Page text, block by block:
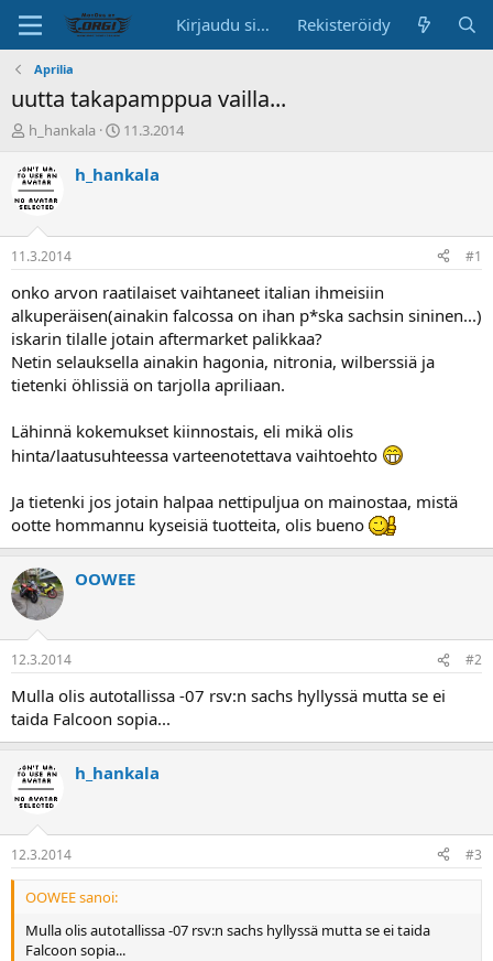
Kirjaudu sisään Rekisteröidy
Aprilia
uutta takapamppua vailla...
K
s
k
u
s
t
e
l
n
a
l
o
t
a
a
h_hankala
A
o
p
ä
i
v
ä
11.3.2014
h_hankala
11.3.2014 #1
onko arvon raatilaiset vaihtaneet italian ihmeisiin
alkuperäisen(ainakin falcossa on ihan p*ska sachsin sininen...)
iskarin tilalle jotain aftermarket palikkaa?
Netin selauksella ainakin hagonia, nitronia, wilberssiä ja
tietenki öhlissiä on tarjolla apriliaan.
Lähinnä kokemukset kiinnostais, eli mikä olis
hinta/laatusuhteessa varteenotettava vaihtoehto
Ja tietenki jos jotain halpaa nettipuljua on mainostaa, mistä
ootte hommannu kyseisiä tuotteita, olis bueno
OOWEE
12.3.2014 #2
Mulla olis autotallissa -07 rsv:n sachs hyllyssä mutta se ei
taida Falcoon sopia...
h_hankala
12.3.2014 #3
OOWEE sanoi:
Mulla olis autotallissa -07 rsv:n sachs hyllyssä mutta se ei taida
Falcoon sopia...